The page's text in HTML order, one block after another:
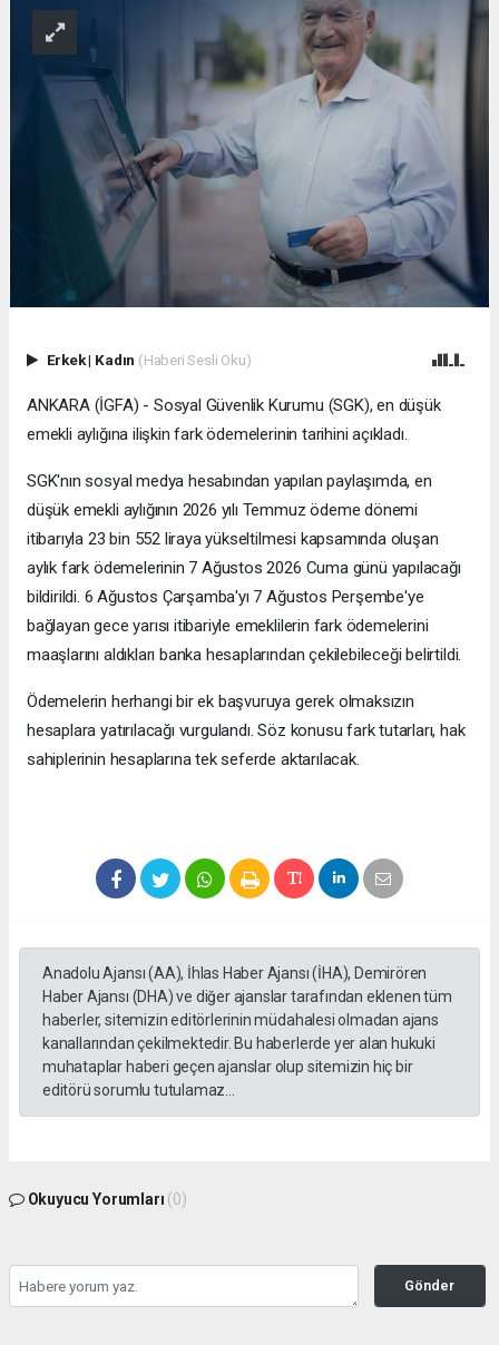
Erkek| Kadın (Haberi Sesli Oku)
ANKARA (İGFA) - Sosyal Güvenlik Kurumu (SGK), en düşük
emekli aylığına ilişkin fark ödemelerinin tarihini açıkladı.
SGK'nın sosyal medya hesabından yapılan paylaşımda, en
düşük emekli aylığının 2026 yılı Temmuz ödeme dönemi
itibarıyla 23 bin 552 liraya yükseltilmesi kapsamında oluşan
aylık fark ödemelerinin 7 Ağustos 2026 Cuma günü yapılacağı
bildirildi. 6 Ağustos Çarşamba'yı 7 Ağustos Perşembe'ye
bağlayan gece yarısı itibariyle emeklilerin fark ödemelerini
maaşlarını aldıkları banka hesaplarından çekilebileceği belirtildi.
Ödemelerin herhangi bir ek başvuruya gerek olmaksızın
hesaplara yatırılacağı vurgulandı. Söz konusu fark tutarları, hak
sahiplerinin hesaplarına tek seferde aktarılacak.
Anadolu Ajansı (AA), İhlas Haber Ajansı (İHA), Demirören
Haber Ajansı (DHA) ve diğer ajanslar tarafından eklenen tüm
haberler, sitemizin editörlerinin müdahalesi olmadan ajans
kanallarından çekilmektedir. Bu haberlerde yer alan hukuki
muhataplar haberi geçen ajanslar olup sitemizin hiç bir
editörü sorumlu tutulamaz...
Okuyucu Yorumları (0)
Gönder